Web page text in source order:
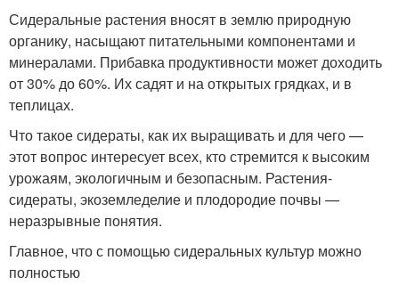
Сидеральные растения вносят в землю природную
органику, насыщают питательными компонентами и
минералами. Прибавка продуктивности может доходить
от 30% до 60%. Их садят и на открытых грядках, и в
теплицах.
Что такое сидераты, как их выращивать и для чего —
этот вопрос интересует всех, кто стремится к высоким
урожаям, экологичным и безопасным. Растения-
сидераты, экоземледелие и плодородие почвы —
неразрывные понятия.
Главное, что с помощью сидеральных культур можно
полностью